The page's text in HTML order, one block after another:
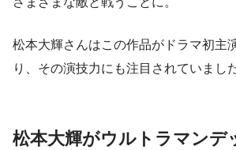
松本大輝さんはこの作品がドラマ初主
り、その演技力にも注目されていました
松本大輝がウルトラマンデ